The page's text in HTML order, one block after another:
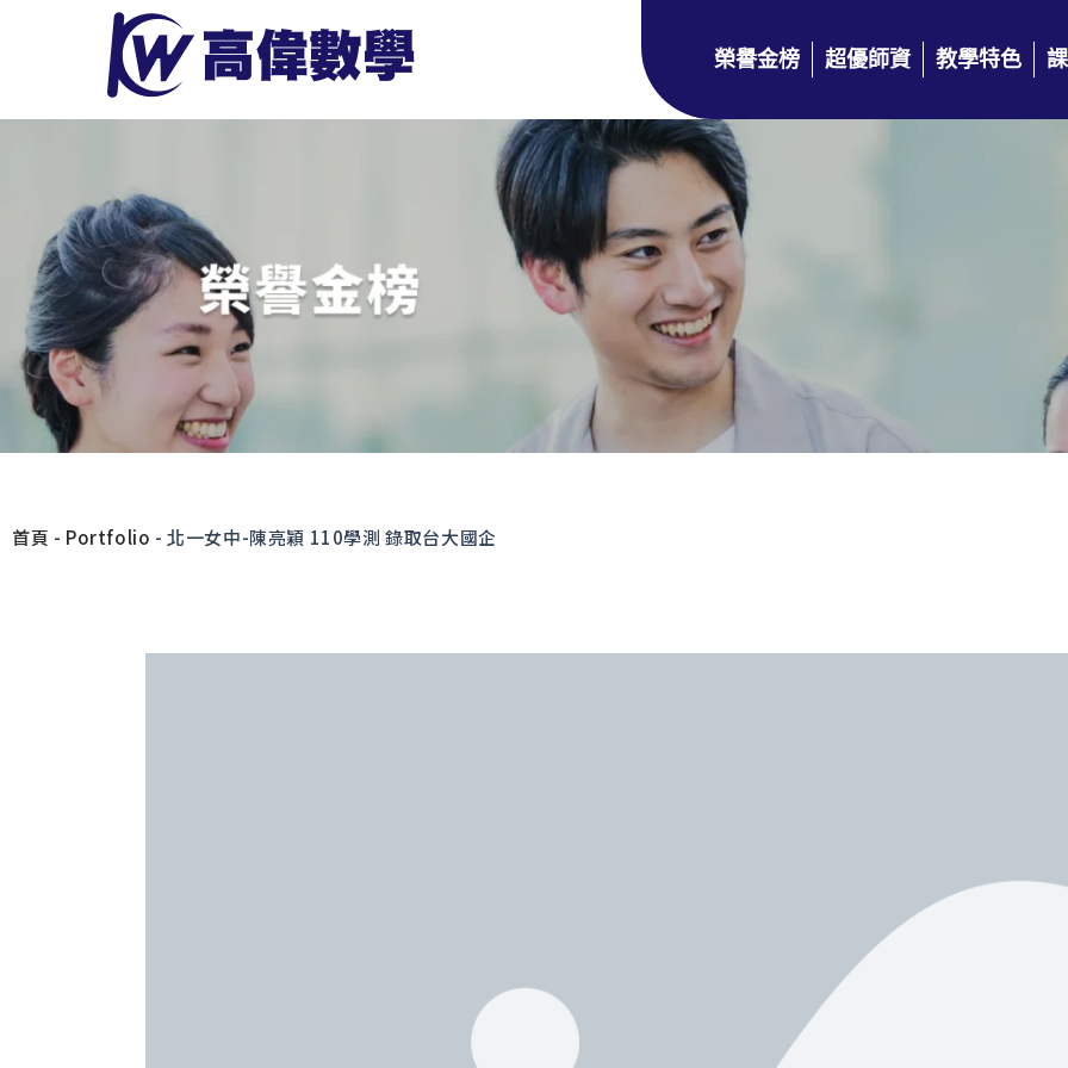
榮譽金榜 超優師資 教學特色
首頁 - Portfolio -北一女中-陳亮穎 110學測 錄取台大國企